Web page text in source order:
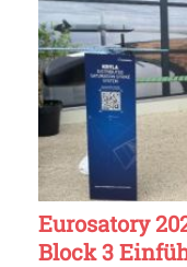
Eurosatory
Block 3